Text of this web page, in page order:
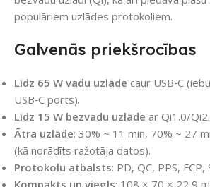
populāriem uzlādes protokoliem.
Galvenās priekšrocības
Līdz 65 W vadu uzlāde caur USB‑C
USB‑C ports).
Līdz 15 W bezvadu uzlāde ar Qi1.0/
Ātra uzlāde: 30% ~ 11 min, 70% ~ 27
(kā norādīts ražotāja datos).
Protokolu atbalsts: PD, QC, PPS, FCP,